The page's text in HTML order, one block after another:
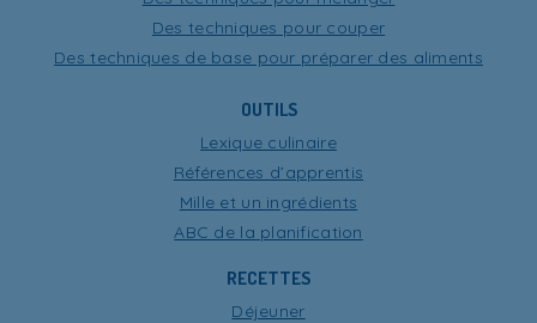
Des techniques pour couper
Des techniques de base pour préparer des aliments
OUTILS
Lexique culinaire
Références d’apprentis
Mille et un ingrédients
ABC de la planification
RECETTES
Déjeuner